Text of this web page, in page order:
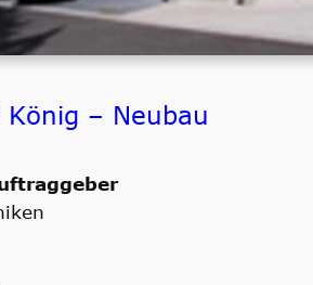
König – Neubau